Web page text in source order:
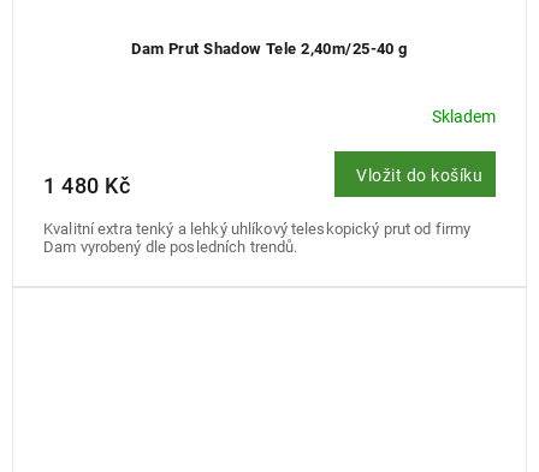
Dam Prut Shadow Tele 2,40m/25-40 g
Skladem
1 480 Kč Vložit do košíku
Kvalitní extra tenký a lehký uhlíkový teleskopický prut od firmy
Dam vyrobený dle posledních trendů.